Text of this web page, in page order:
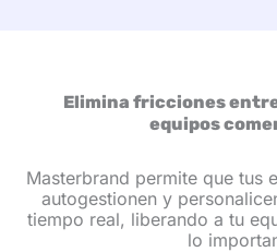
Elimina fricciones
equipos
Masterbrand permite que tus
autogestionen y
tiempo real, liberando a tu
lo